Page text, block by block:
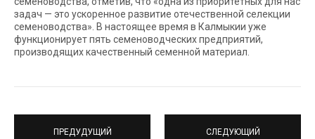
задач — это ускоренное развитие отечественной селекции
семеноводства». В настоящее время в Калмыкии уже
функционирует пять семеноводческих предприятий,
производящих качественный семенной материал.
ПРЕДУДУЩИЙ СЛЕДУЮЩИЙ